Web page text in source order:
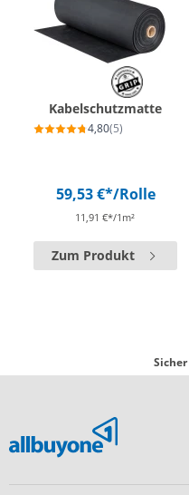
Kabelschutzmatte
4,80(5)
59,53 €*/Rolle
11,91 €*/1m²
Zum Produkt